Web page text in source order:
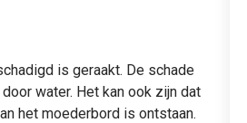
is geraakt. De schade
water. Het kan ook zijn dat
het moederbord is ontstaan.